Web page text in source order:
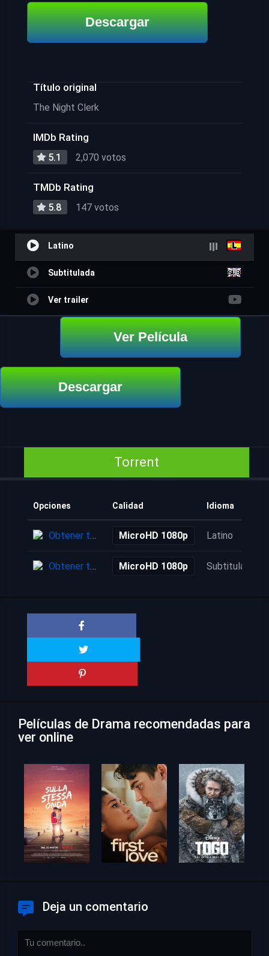
Descargar
Título original
The Night Clerk
IMDb Rating
5.1 2,070 votos
TMDb Rating
5.8 147 votos
Latino
Subtitulada
Ver trailer
Ver Película
Descargar
Torrent
Opciones Calidad Idioma
Obtener torrent MicroHD 1080p Latino
Obtener torrent MicroHD 1080p Subtitulada
Películas de Drama recomendadas para
ver online
Deja un comentario